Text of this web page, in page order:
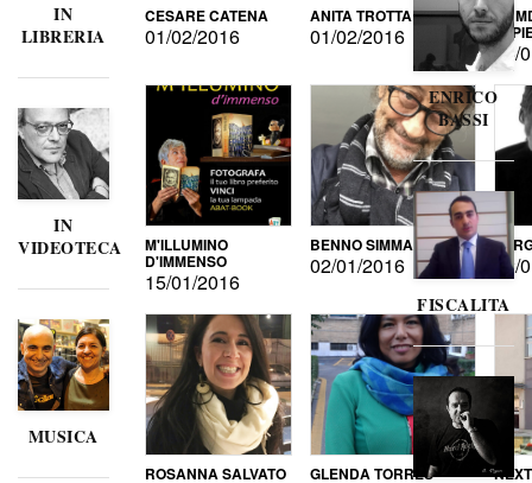
IN
LIBRERIA
IN
VIDEOTECA
MUSICA
CESARE CATENA
01/02/2016
ANITA TROTTA
01/02/2016 DI
15/
M'ILLUMINO
D'IMMENSO
15/01/2016
BENNO SIMMA
02/01/2016
ROSANNA SALVATO GLENDA TORRES
ENRICO
BASSI
FISCALITA